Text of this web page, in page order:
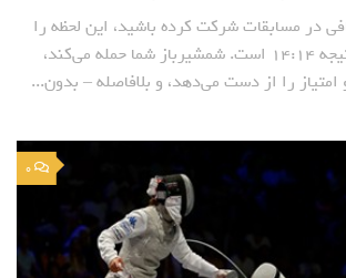
در مسابقات شرکت کرده باشید، این لحظه را
از بر هستید. نتیجه ۱۴:۱۴ است. شمشیرباز شما حمله می‌کند،
را از دست می‌دهد، و بلافاصله – بدون...
0